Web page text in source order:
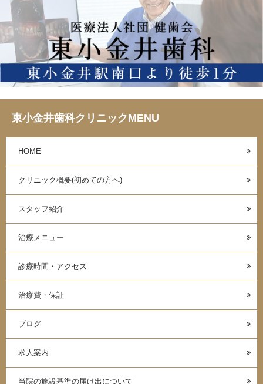
東小金井歯科クリニックMENU
HOME
クリニック概要(初めての方へ)
スタッフ紹介
治療メニュー
診療時間・アクセス
治療費・保証
ブログ
求人案内
当院の施設基準の届け出について